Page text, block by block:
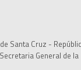
Santa Cruz -
General de la